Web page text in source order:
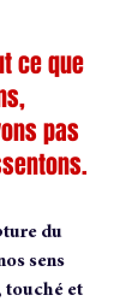
ce que
pas
du
sens
touché et